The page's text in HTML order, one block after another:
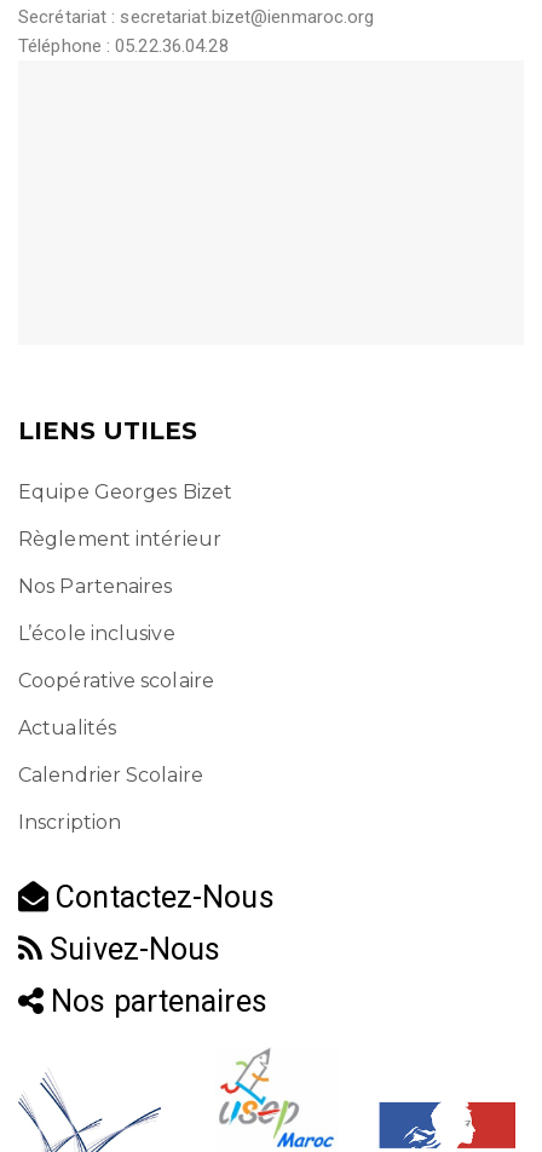
Secrétariat : secretariat.bizet@ienmaroc.org
Téléphone : 05.22.36.04.28
LIENS UTILES
Equipe Georges Bizet
Règlement intérieur
Nos Partenaires
L’école inclusive
Coopérative scolaire
Actualités
Calendrier Scolaire
Inscription
Contactez-Nous
Suivez-Nous
Nos partenaires